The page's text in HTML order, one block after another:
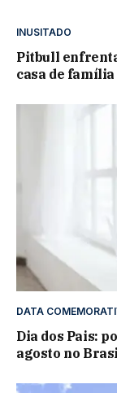
INUSITADO
Pitbull
casa de
DATA
Dia dos Pais:
agosto no